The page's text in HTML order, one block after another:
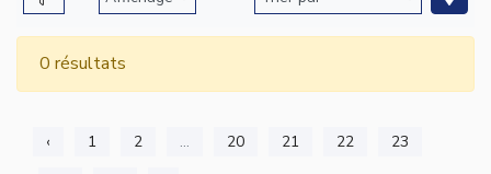
0 résultats
‹ 1 2 ... 20 21 22
23